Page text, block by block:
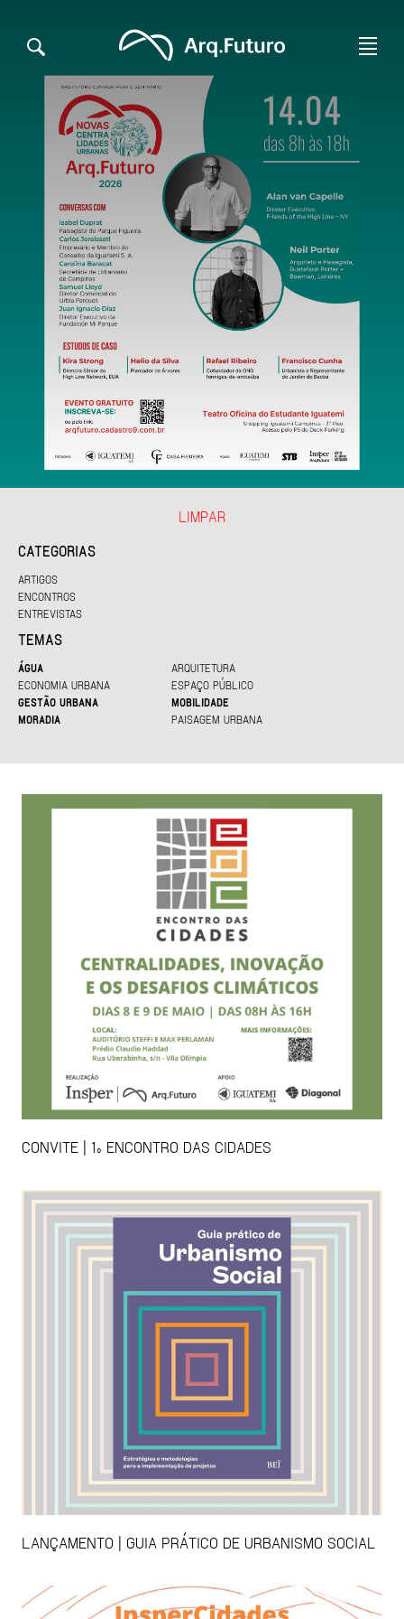
CATEGORIAS
ARTIGOS
ENCONTROS
ENTREVISTAS
TEMAS
ÁGUA
ARQUITETURA
ECONOMIA URBANA
ESPAÇO PÚBLICO
GESTÃO URBANA
MOBILIDADE
MORADIA
PAISAGEM URBANA
LIMPAR
CONVITE | 1º ENCONTRO DAS CIDADES
LANÇAMENTO | GUIA PRÁTICO DE URBANISMO SOCIAL